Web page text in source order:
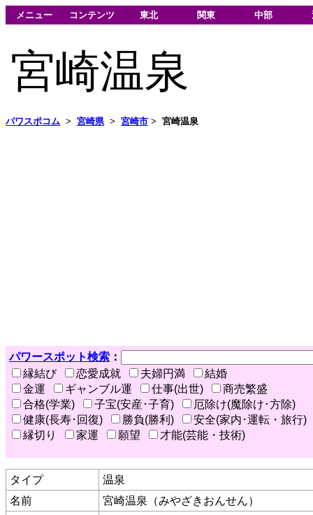
メニュー コンテンツ 東北 関東 中部
宮崎温泉
パワスポコム > 宮崎県> 宮崎市 > 宮崎温泉
パワースポット検索 ：
縁結び
恋愛成就 夫婦円満
結婚
金運
ギャンブル運 仕事(出世)
商売繁盛
合格(学業)
子宝(安産･子育)
厄除け(魔除け･方除)
健康(長寿･回復)
勝負(勝利)
安全(家内･運転・旅行)
縁切り
家運 願望 才能(芸能・技術)
タイプ
温泉
名前
宮崎温泉（みやざきおんせん）